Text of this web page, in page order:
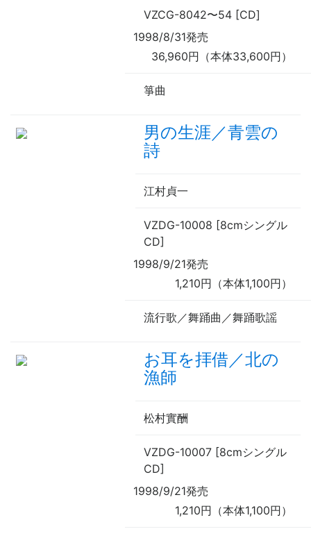
VZCG-8042〜54 [CD]
1998/8/31発売
36,960円（本体33,600円）
箏曲
男の生涯／青雲の
詩
江村貞一
VZDG-10008 [8cmシングル
CD]
1998/9/21発売
1,210円（本体1,100円）
流行歌／舞踊曲／舞踊歌謡
お耳を拝借／北の
漁師
松村實酬
VZDG-10007 [8cmシングル
CD]
1998/9/21発売
1,210円（本体1,100円）